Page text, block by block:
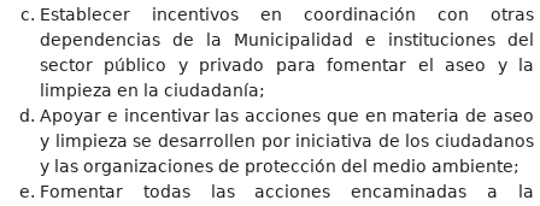
Establecer incentivos en coordinación con otras
dependencias de la Municipalidad e instituciones del
sector público y privado para fomentar el aseo y la
limpieza en la ciudadanía;
Apoyar e incentivar las acciones que en materia de aseo
y limpieza se desarrollen por iniciativa de los ciudadanos
y las organizaciones de protección del medio ambiente;
Fomentar todas las acciones encaminadas a la